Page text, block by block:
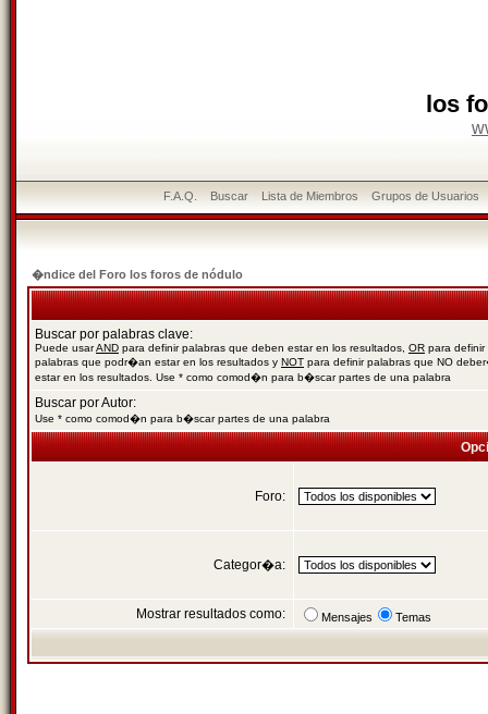
los
F.A.Q. Buscar Lista de Miembros Grupos de Usuarios
�ndice del Foro los foros de nódulo
Buscar por palabras clave:
Puede usarAND para definir palabras que deben estar en los resultados, OR para definir
palabras que podr�an estar en los resultados y NOT para definir palabras que NO
estar en los resultados. Use * como comod�n para b�scar partes de una palabra
Buscar por Autor:
Use * como comod�n para b�scar partes de una palabra
Foro:
Categor�a:
Mostrar resultados como: Mensajes Temas